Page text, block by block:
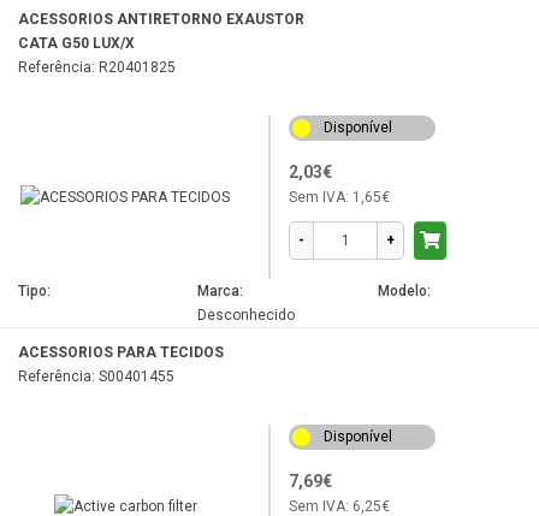
ACESSORIOS ANTIRETORNO EXAUSTOR
CATA G50 LUX/X
Referência: R20401825
Tipo:
Marca:
Desconhecido
Modelo:
ACESSORIOS PARA TECIDOS
Referência: S00401455
Disponível
2,03€
Sem IVA: 1,65€
- +
Disponível
7,69€
Sem IVA: 6,25€